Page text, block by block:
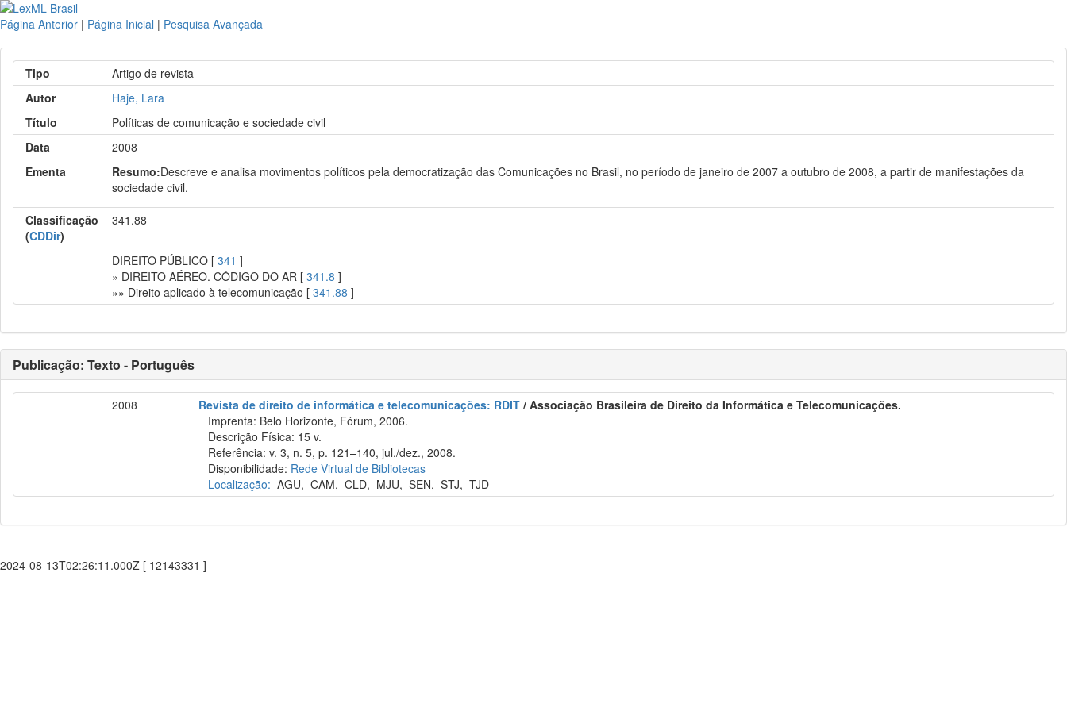
Página Anterior | Página Inicial | Pesquisa Avançada
Tipo
Artigo de revista
Autor
Haje, Lara
Título
Políticas de comunicação e sociedade civil
Data
2008
Ementa
Resumo:Descreve e analisa movimentos políticos pela democratização das Comunicações no Brasil, no período de janeiro de 2007 a outubro de 2008, a partir de manifestações da
sociedade civil.
Classificação
(CDDir)
341.88
DIREITO PÚBLICO [341 ]
» DIREITO AÉREO. CÓDIGO DO AR [341.8 ]
»» Direito aplicado à telecomunicação [341.88 ]
Publicação: Texto - Português
2008 Revista de direito de informática e telecomunicações: RDIT / Associação Brasileira de Direito da Informática e Telecomunicações.
Imprenta: Belo Horizonte, Fórum, 2006.
Descrição Física: 15 v.
Referência: v. 3, n. 5, p. 121–140, jul./dez., 2008.
Disponibilidade: Rede Virtual de Bibliotecas
Localização: AGU,CAM,CLD, MJU,SEN,STJ,TJD
2024-08-13T02:26:11.000Z [ 12143331 ]